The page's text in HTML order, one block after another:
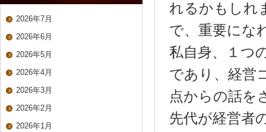
れるかもしれ
で、重要にな
私自身、１つ
であり、経営
点からの話を
先代が経営者
2026年7月
2026年6月
2026年5月
2026年4月
2026年3月
2026年2月
2026年1月